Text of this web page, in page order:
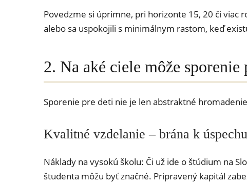
Povedzme si úprimne, pri horizonte 15, 20 či viac
alebo sa uspokojili s minimálnym rastom, keď
2. Na aké ciele môže
Sporenie pre deti nie je len abstraktné
Kvalitné vzdelanie – brána k úspechu
Náklady na vysokú školu: Či už ide o štúdium na
študenta môžu byť značné. Pripravený kapitál